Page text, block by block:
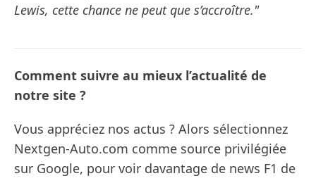
Lewis, cette chance ne peut que s’accroître."
Comment suivre au mieux l’actualité de
notre site ?
Vous appréciez nos actus ? Alors sélectionnez
Nextgen-Auto.com comme source privilégiée
sur Google, pour voir davantage de news F1 de